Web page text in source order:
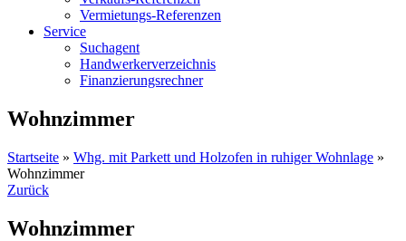
Vermietungs-Referenzen
Service
Suchagent
Handwerkerverzeichnis
Finanzierungsrechner
Wohnzimmer
Startseite » Whg. mit Parkett und Holzofen in ruhiger Wohnlage »
Wohnzimmer
Zurück
Wohnzimmer